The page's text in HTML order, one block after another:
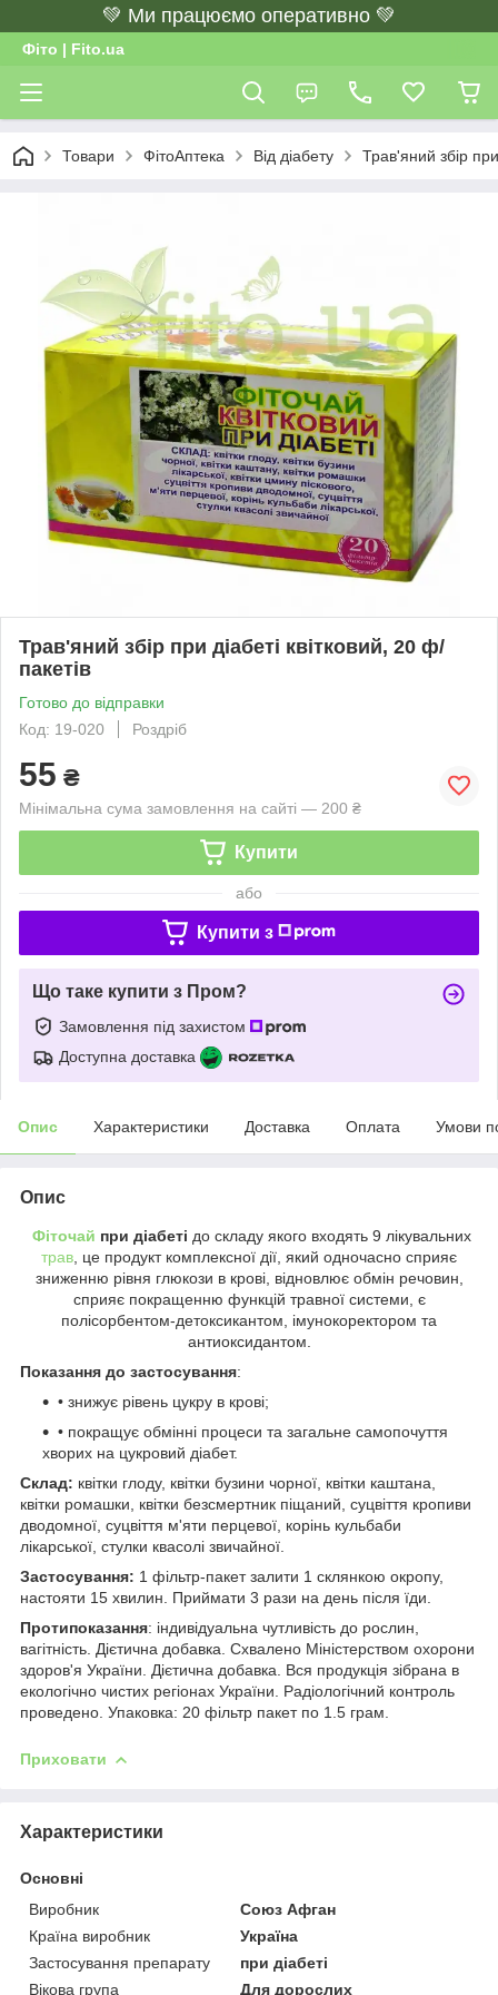
💚 Ми працюємо оперативно 💚
Фіто | Fito.ua
Товари ФітоАптека Від діабету Трав'яний збір при
Трав'яний збір при діабеті квітковий, 20 ф/
пакетів
Готово до відправки
Код: 19-020
Роздріб
55 ₴
Мінімальна сума замовлення на сайті — 200 ₴
Купити
або
Купити з
Що таке купити з Пром?
Замовлення під захистом
Доступна доставка
Опис Характеристики Доставка Оплата Умови
Опис
Фіточай при діабеті до складу якого входять 9 лікувальних
трав , це продукт комплексної дії, який одночасно сприяє
зниженню рівня глюкози в крові, відновлює обмін речовин,
сприяє покращенню функцій травної системи, є
полісорбентом-детоксикантом, імунокоректором та
антиоксидантом.
Показання до застосування:
• знижує рівень цукру в крові;
• покращує обмінні процеси та загальне самопочуття
хворих на цукровий діабет.
Склад: квітки глоду, квітки бузини чорної, квітки каштана,
квітки ромашки, квітки безсмертник піщаний, суцвіття кропиви
дводомної, суцвіття м'яти перцевої, корінь кульбаби
лікарської, стулки квасолі звичайної.
Застосування: 1 фільтр-пакет залити 1 склянкою окропу,
настояти 15 хвилин. Приймати 3 рази на день після їди.
Протипоказання: індивідуальна чутливість до рослин,
вагітність. Дієтична добавка. Схвалено Міністерством охорони
здоров'я України. Дієтична добавка. Вся продукція зібрана в
екологічно чистих регіонах України. Радіологічний контроль
проведено. Упаковка: 20 фільтр пакет по 1.5 грам.
Приховати
Характеристики
Основні
Виробник
Союз Афган
Країна виробник
Україна
Застосування препарату
при діабеті
Вікова група
Для дорослих